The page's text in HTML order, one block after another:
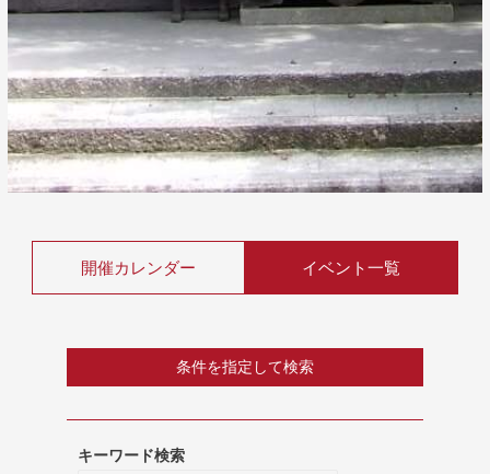
開催カレンダー イベント一覧
条件を指定して検索
キーワード検索